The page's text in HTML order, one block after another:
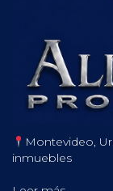
Montevideo,
inmuebles